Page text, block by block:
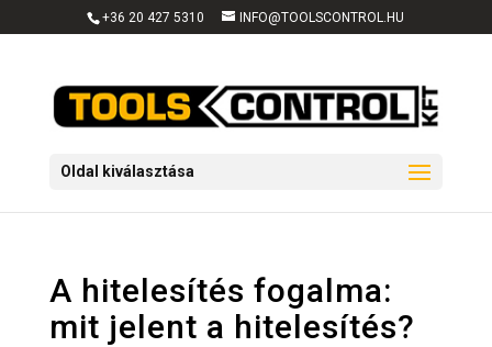
+36 20 427 5310 INFO@TOOLSCONTROL.HU
Oldal kiválasztása
A hitelesítés fogalma:
mit jelent a hitelesítés?